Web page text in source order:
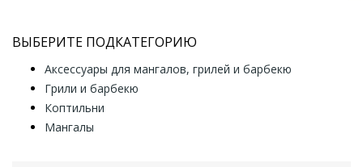
ВЫБЕРИТЕ ПОДКАТЕГОРИЮ
Аксессуары для мангалов, грилей и барбекю
Грили и барбекю
Коптильни
Мангалы